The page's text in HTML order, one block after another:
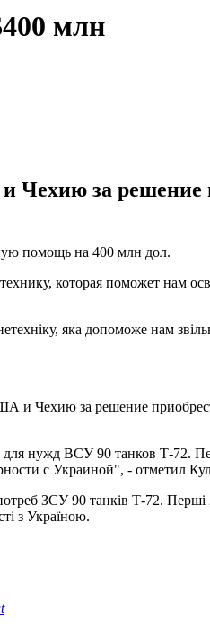
млн
за решение
помощь на 400 млн дол.
которая поможет нам
яка допоможе нам
Чехию за решение
нужд ВСУ 90 танков Т-72.
с Украиной", - отметил
ЗСУ 90 танків Т-72. Перші
з Україною.